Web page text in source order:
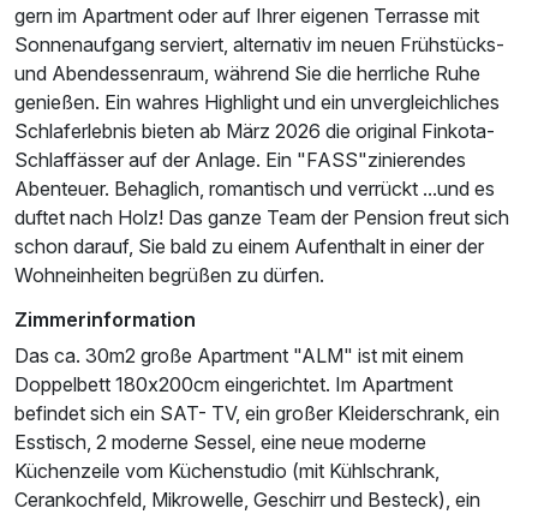
Für 6 Tage p.P. ab439,00 €
Spreewald Schlaffass Nr. 2 mit "Sonnenaufgang
Blick"
2 Erwachsene und 3 Kinder
gern im Apartment oder auf Ihrer eigenen Terrasse mit
Sonnenaufgang serviert, alternativ im neuen Frühstücks-
und Abendessenraum, während Sie die herrliche Ruhe
genießen. Ein wahres Highlight und ein unvergleichliches
Schlaferlebnis bieten ab März 2026 die original Finkota-
Schlaffässer auf der Anlage. Ein "FASS"zinierendes
Abenteuer. Behaglich, romantisch und verrückt ...und es
duftet nach Holz! Das ganze Team der Pension freut sich
schon darauf, Sie bald zu einem Aufenthalt in einer der
Wohneinheiten begrüßen zu dürfen.
Zimmerinformation
Das ca. 30m2 große Apartment "ALM" ist mit einem
Doppelbett 180x200cm eingerichtet. Im Apartment
befindet sich ein SAT- TV, ein großer Kleiderschrank, ein
Esstisch, 2 moderne Sessel, eine neue moderne
Küchenzeile vom Küchenstudio (mit Kühlschrank,
Cerankochfeld, Mikrowelle, Geschirr und Besteck), ein